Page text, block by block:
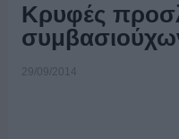
Κρυφές
29/09/2014